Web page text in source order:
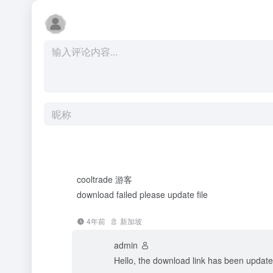
cooltrade 游客
download failed please update file
4年前 新加坡
admin
Hello, the download link has been